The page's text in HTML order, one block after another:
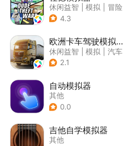
休闲益智 模拟
冒险
| 写实
4.3
欧洲卡车驾驶模拟器3
休闲益智 模拟
汽车
| 写实
2.1
自动模拟器
其他
0.0
吉他自学模拟器
其他